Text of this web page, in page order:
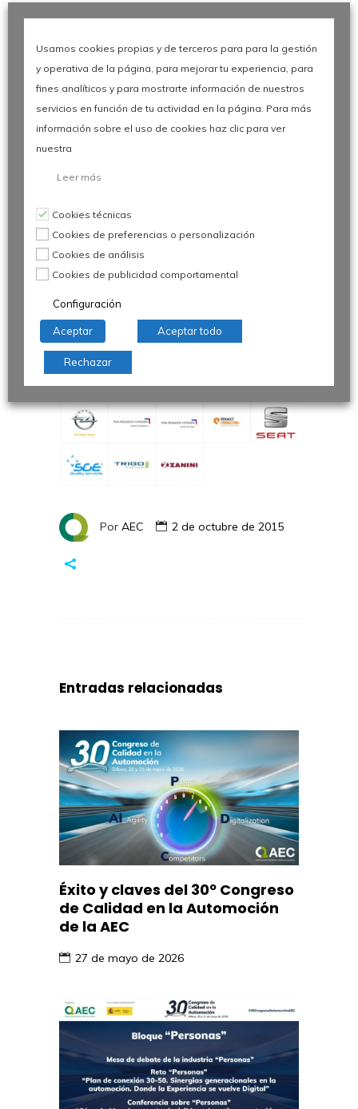
ASENTA MANAGEMENTS
CONSULTANTS
Joan Viladrosa Manager SQA &
APQP LEAR CORPORATION
Día 2 de octubre: Visitas a las
instalaciones de GRUPO ANTOLÍN, BENTELER
AUTOMOTIVE y BRIDGESTONE HISPANIA
Por AEC 2 de octubre de 2015
Entradas relacionadas
Éxito y claves del 30º Congreso
de Calidad en la Automoción
de la AEC
27 de mayo de 2026
Usamos cookies propias y de terceros para para la gestión
y operativa de la página, para mejorar tu experiencia, para
fines analíticos y para mostrarte información de nuestros
servicios en función de tu actividad en la página. Para más
información sobre el uso de cookies haz clic para ver
nuestra
Leer más
Cookies técnicas
Cookies de preferencias o personalización
Cookies de análisis
Cookies de publicidad comportamental
Configuración
Aceptar Aceptar todo
Rechazar